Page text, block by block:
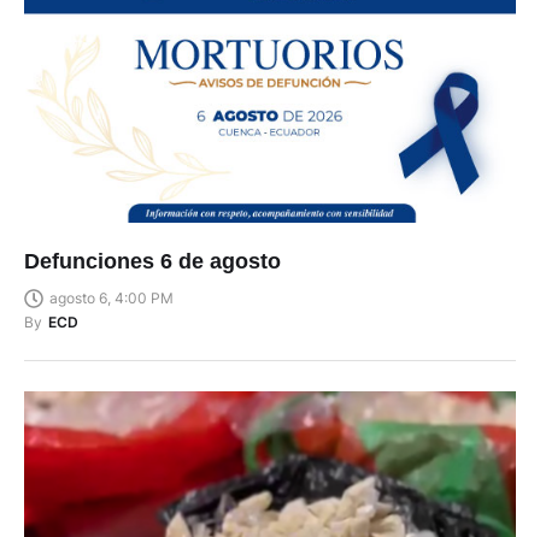
Defunciones 6 de agosto
agosto 6, 4:00 PM
By ECD